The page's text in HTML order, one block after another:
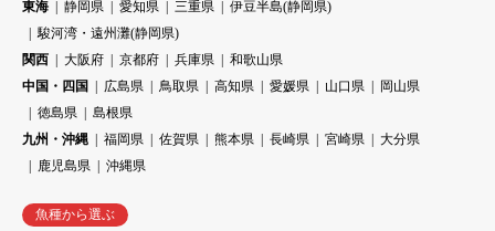
東海
静岡県 愛知県 三重県
伊豆半島(静岡県)
駿河湾・遠州灘(静岡県)
関西
大阪府 京都府 兵庫県
和歌山県
中国・四国
広島県 鳥取県 高知県 愛媛県 山口県
岡山県
徳島県
島根県
九州・沖縄
福岡県 佐賀県 熊本県 長崎県 宮崎県
大分県
鹿児島県
沖縄県
魚種から選ぶ